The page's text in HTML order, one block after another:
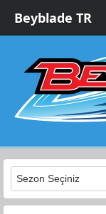
Beyblade TR